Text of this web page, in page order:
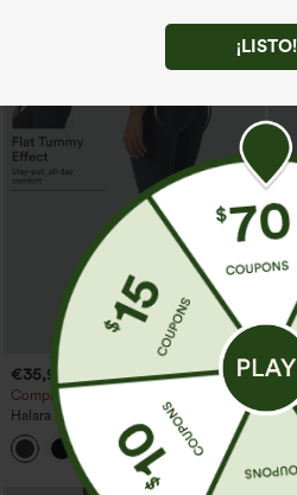
¡LISTO!
€35,95 EUR
€40,95 EUR
Compra 2 y llévate 1 gratis
Halara UltraSculpt™ leggings de
entrenamiento moldeadores de talle alto
con fruncido trasero que realza los
glúteos, control de abdomen y bolsillos